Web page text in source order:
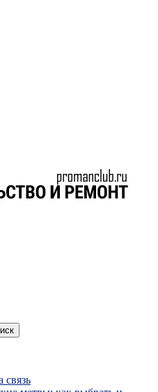
и ремонт
разные люди, очень
связь